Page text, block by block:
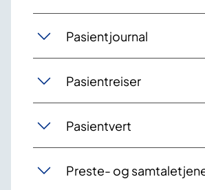
Pasientjournal
Pasientreiser
Pasientvert
Preste- og